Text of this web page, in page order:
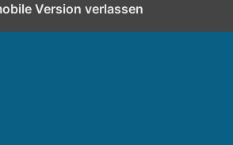
Version verlassen